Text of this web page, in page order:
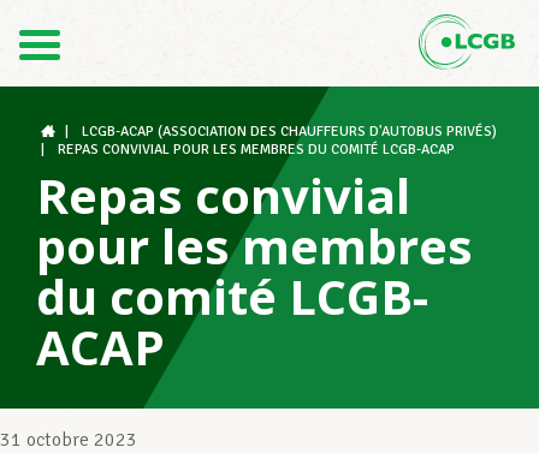
DE
Le LCGB
Structures syndicales
Assistance au Travail
LCGB-ACAP (ASSOCIATION DES CHAUFFEURS D'AUTOBUS PRIVÉS)
REPAS CONVIVIAL POUR LES MEMBRES DU COMITÉ LCGB-ACAP
Repas convivial
pour les membres
du comité LCGB-
ACAP
31 octobre 2023